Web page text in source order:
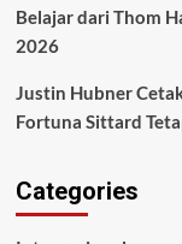
Belajar dari Thom
2026
Justin Hubner
Fortuna Sittard
Categories